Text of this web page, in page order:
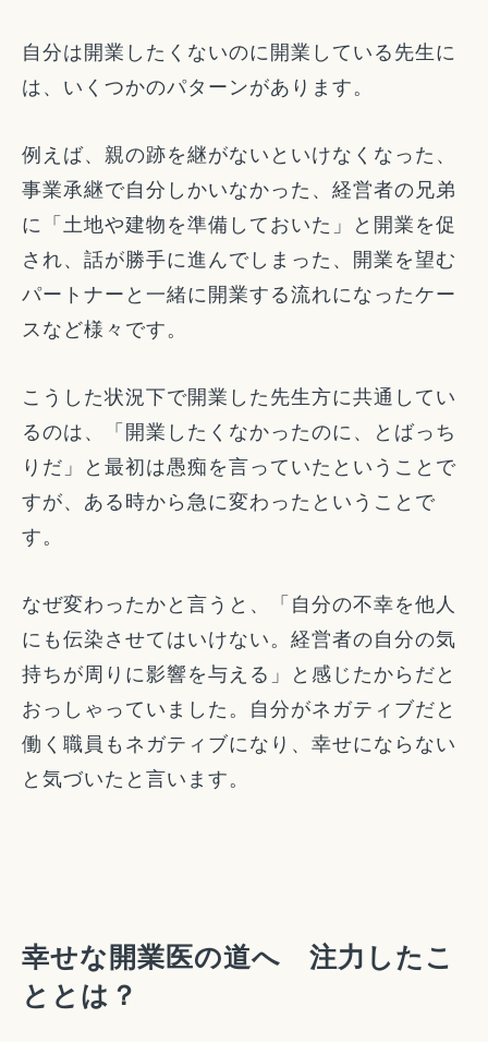
自分は開業したくないのに開業している先生に
は、いくつかのパターンがあります。
例えば、親の跡を継がないといけなくなった、
事業承継で自分しかいなかった、経営者の兄弟
に「土地や建物を準備しておいた」と開業を促
され、話が勝手に進んでしまった、開業を望む
パートナーと一緒に開業する流れになったケー
スなど様々です。
こうした状況下で開業した先生方に共通してい
るのは、「開業したくなかったのに、とばっち
りだ」と最初は愚痴を言っていたということで
すが、ある時から急に変わったということで
す。
なぜ変わったかと言うと、「自分の不幸を他人
にも伝染させてはいけない。経営者の自分の気
持ちが周りに影響を与える」と感じたからだと
おっしゃっていました。自分がネガティブだと
働く職員もネガティブになり、幸せにならない
と気づいたと言います。
幸せな開業医の道へ 注力したこ
ととは？